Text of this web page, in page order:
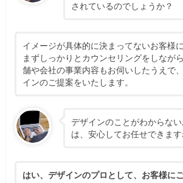
されているのでしょうか？
イメージが具体的に決まってないお客様に
まずしっかりとカウンセリングをしなが
舗や会社の事業内容もお伺いしたうえで
インのご提案をいたします。
デザインのことがわからな
は、安心してお任せできます
はい、デザインのプロとして、お客様に